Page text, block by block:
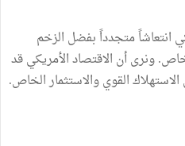
انتعاشاً متجدداً بفضل الزخم
ونرى أن الاقتصاد الأمريكي قد